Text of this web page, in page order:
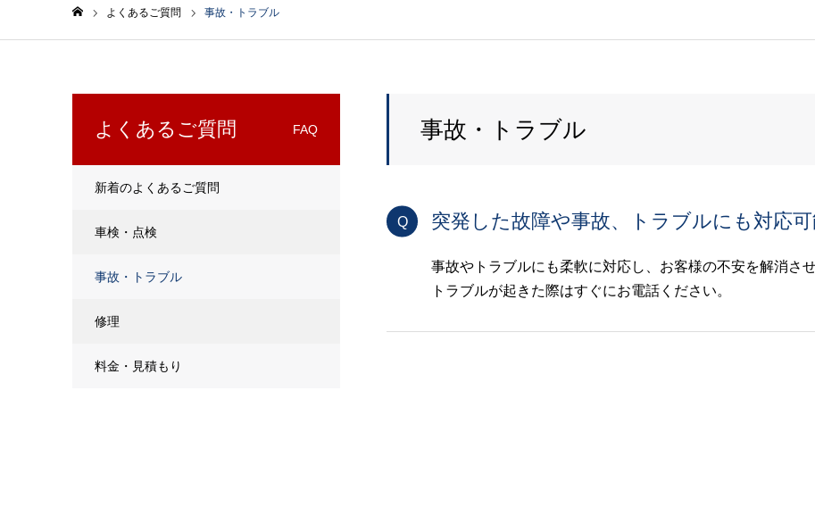
よくあるご質問 事故・トラブル
事故・トラブル
突発した故障や事故、トラブルにも対応可
事故やトラブルにも柔軟に対応し、お客様の不安を解消さ
トラブルが起きた際はすぐにお電話ください。
よくあるご質問 FAQ
新着のよくあるご質問
車検・点検
事故・トラブル
修理
料金・見積もり